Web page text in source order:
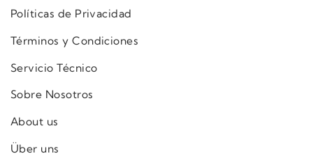
Políticas de Privacidad
Términos y Condiciones
Servicio Técnico
Sobre Nosotros
About us
Über uns